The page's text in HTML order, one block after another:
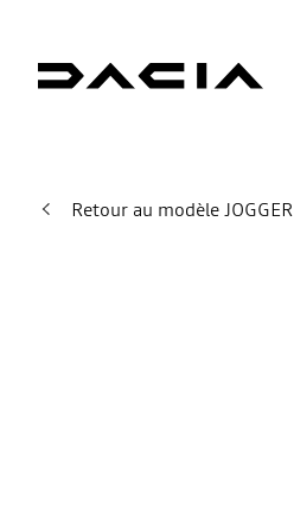
Retour au modèle JOGGER